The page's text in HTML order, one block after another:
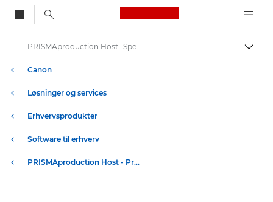
Canon Logo, back
Skift
Canon
Løsninger og services
Erhvervsprodukter
Software til erhverv
PRISMAproduction Host - Pre Press
PRISMAproduction Host -Specification - Pre Press